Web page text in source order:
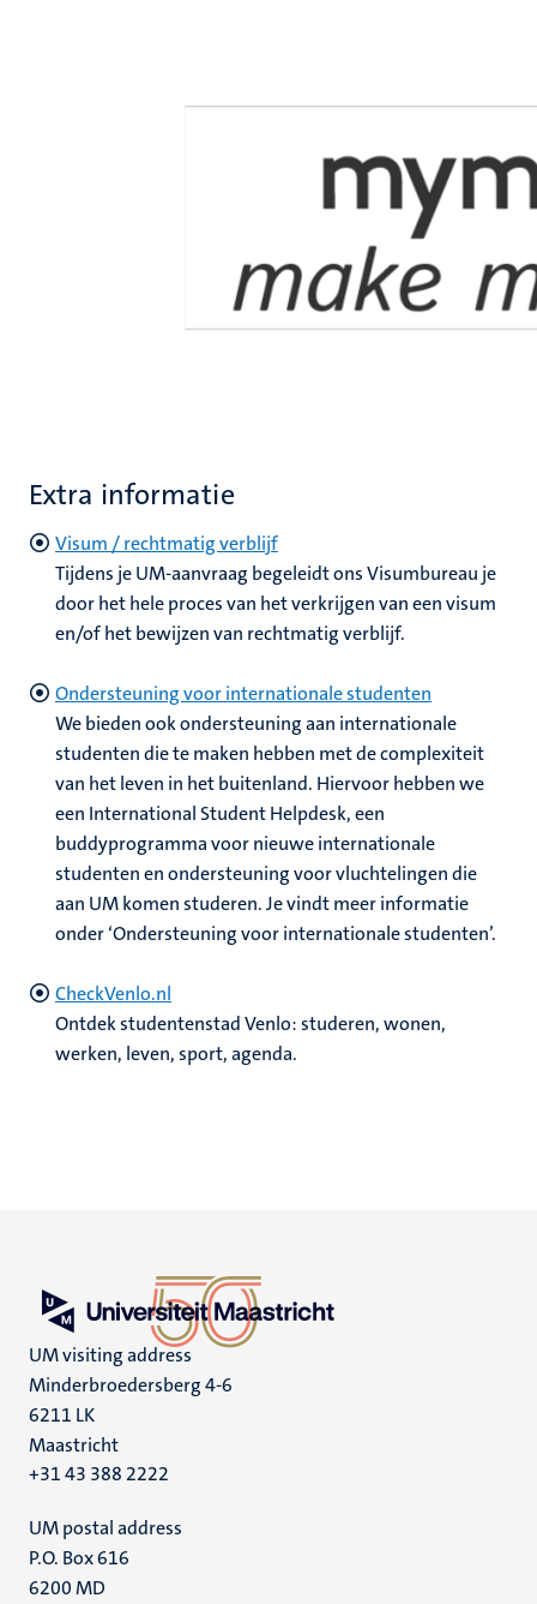
Extra informatie
Visum / rechtmatig verblijf
Tijdens je UM-aanvraag begeleidt ons Visumbureau je
door het hele proces van het verkrijgen van een visum
en/of het bewijzen van rechtmatig verblijf.
Ondersteuning voor internationale studenten
We bieden ook ondersteuning aan internationale
studenten die te maken hebben met de complexiteit
van het leven in het buitenland. Hiervoor hebben we
een International Student Helpdesk, een
buddyprogramma voor nieuwe internationale
studenten en ondersteuning voor vluchtelingen die
aan UM komen studeren. Je vindt meer informatie
onder ‘Ondersteuning voor internationale studenten’.
CheckVenlo.nl
Ontdek studentenstad Venlo: studeren, wonen,
werken, leven, sport, agenda.
UM visiting address
Minderbroedersberg 4-6
6211 LK
Maastricht
+31 43 388 2222
UM postal address
P.O. Box 616
6200 MD